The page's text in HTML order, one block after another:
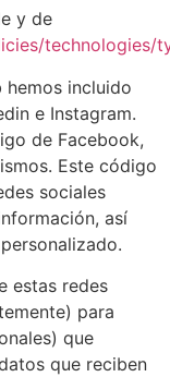
y de
technologies/
hemos incluido
e Instagram.
de Facebook,
Este código
sociales
así
estas redes
para
que
que reciben